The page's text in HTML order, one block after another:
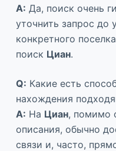
A: Да, поиск очень
уточнить запрос до
конкретного
поиск Циан.
Q: Какие есть
нахождения
A: На Циан, помимо
описания, обычно
связи и, часто,